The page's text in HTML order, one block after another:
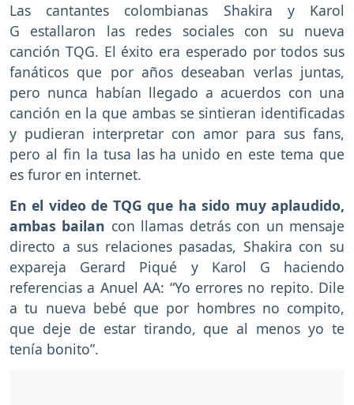
Las cantantes colombianas Shakira y Karol
G estallaron las redes sociales con su nueva
canción TQG. El éxito era esperado por todos sus
fanáticos que por años deseaban verlas juntas,
pero nunca habían llegado a acuerdos con una
canción en la que ambas se sintieran identificadas
y pudieran interpretar con amor para sus fans,
pero al fin la tusa las ha unido en este tema que
es furor en internet.
En el video de TQG que ha sido muy aplaudido,
ambas bailan con llamas detrás con un mensaje
directo a sus relaciones pasadas, Shakira con su
expareja Gerard Piqué y Karol G haciendo
referencias a Anuel AA: “Yo errores no repito. Dile
a tu nueva bebé que por hombres no compito,
que deje de estar tirando, que al menos yo te
tenía bonito”.